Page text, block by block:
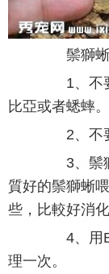
鬃獅蜥
1、不要
比亞或者蟋蟀。
2、不要
3、鬃獅
質好的鬃獅蜥
些，比較好消化
4、用
理一次。